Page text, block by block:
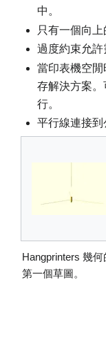
中。
只有一個向
過度約束允許
當印表機空
存解決方案
行。
平行線連接到
Hangprinters 幾何
第一個草圖。